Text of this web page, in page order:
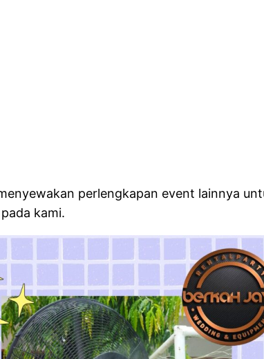
perlengkapan event lainnya
kami.